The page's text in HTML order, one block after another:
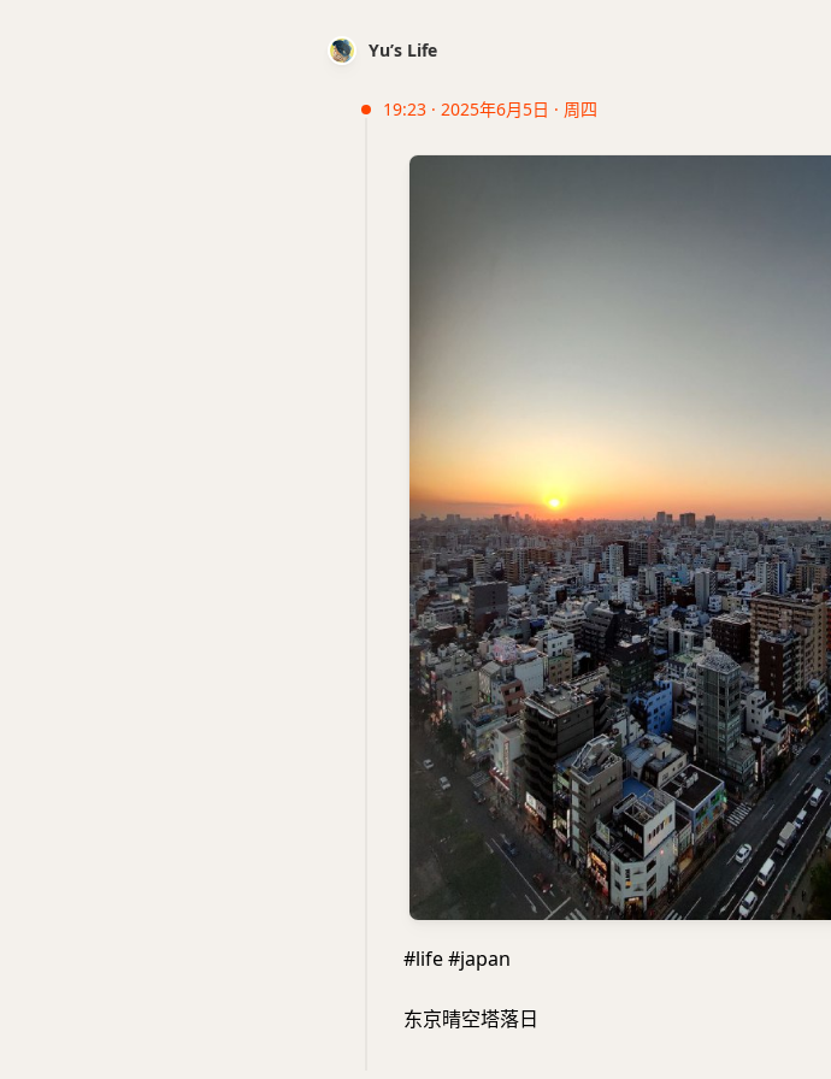
Yu’s Life
19:23 · 2025年6月5日 · 周四
#life #japan
东京晴空塔落日